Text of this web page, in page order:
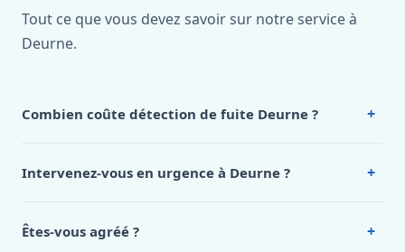
Tout ce que vous devez savoir sur notre service à
Deurne.
Combien coûte détection de fuite Deurne ? +
appelez le 0472 53 24 26.
Intervenez-vous en urgence à Deurne ? +
Êtes-vous agréé ? +